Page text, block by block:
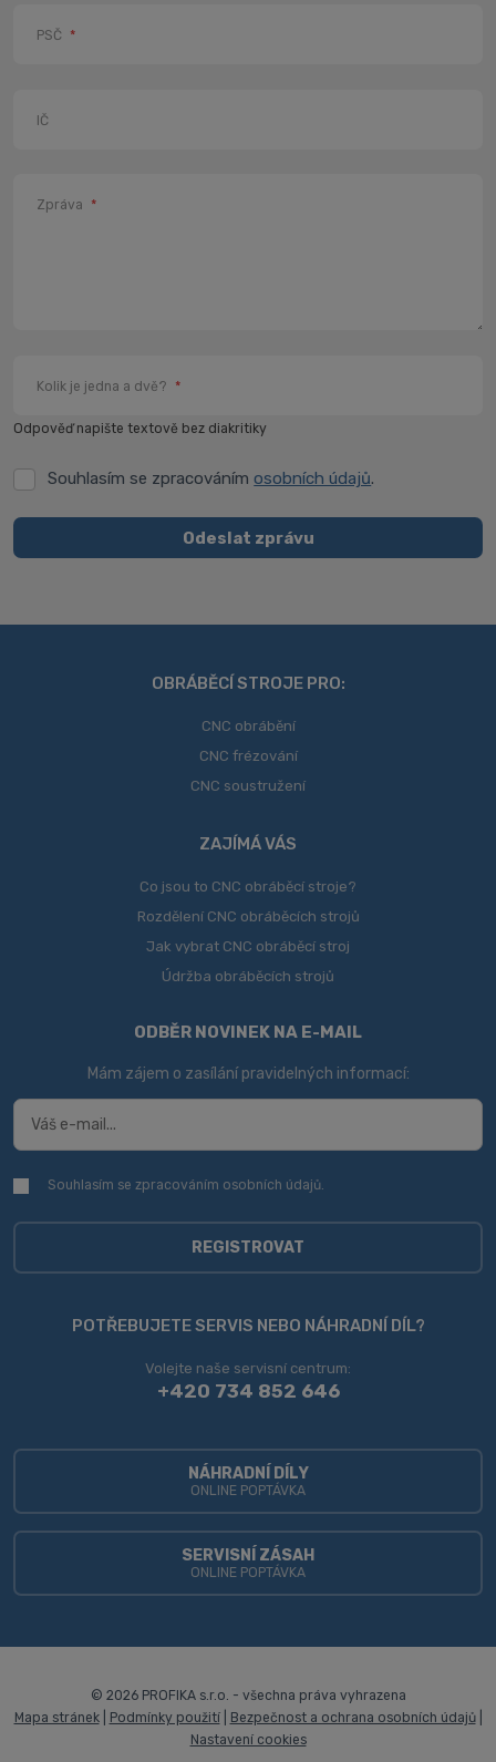
PSČ *
IČ
Zpráva *
Kolik je jedna a dvě? *
Odpověď napište textově bez diakritiky
Souhlasím
zpracováním
osobních
Souhlasím se zpracovánímosobních údajů.
Odeslat zprávu
OBRÁBĚCÍ STROJE PRO:
CNC obrábění
CNC frézování
CNC soustružení
ZAJÍMÁ VÁS
Co jsou to CNC obráběcí stroje?
Rozdělení CNC obráběcích strojů
Jak vybrat CNC obráběcí stroj
Údržba obráběcích strojů
ODBĚR NOVINEK NA E-MAIL
Mám zájem o zasílání pravidelných informací:
Souhlasím
zpracováním
Souhlasím se zpracováním osobních údajů.
REGISTROVAT
se
POTŘEBUJETE SERVIS NEBO NÁHRADNÍ DÍL?
Volejte naše servisní centrum:
+420 734 852 646
NÁHRADNÍ DÍLY
ONLINE POPTÁVKA
SERVISNÍ ZÁSAH
ONLINE POPTÁVKA
© 2026 PROFIKA s.r.o. - všechna práva vyhrazena
Mapa stránek
Podmínky použití Bezpečnost a ochrana osobních údajů
Nastavení cookies